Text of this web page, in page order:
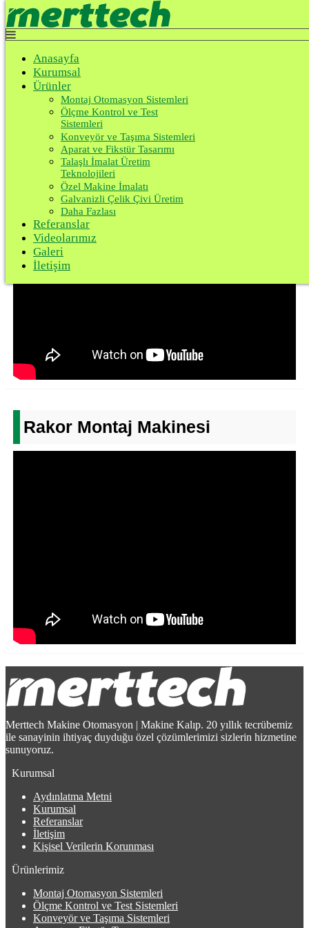
Top
Ürünler
Referanslar
Videolarımız
Galeri
İletişim
Anasayfa
Kurumsal
Ürünler
Montaj Otomasyon Sistemleri
Ölçme Kontrol ve Test
Sistemleri
Konveyör ve Taşıma Sistemleri
Aparat ve Fikstür Tasarımı
Talaşlı İmalat Üretim
Teknolojileri
Özel Makine İmalatı
Galvanizli Çelik Çivi Üretim
Daha Fazlası
Referanslar
Videolarımız
Galeri
İletişim
Otomatik Montaj Hatları
Anasayfa
Ürünler
Montaj Otomasyon Sistemleri
Otomatik Montaj Hatları
Hortum Çekme Sistemi
Rakor Montaj Makinesi
Merttech Makine Otomasyon | Makine Kalıp. 20 yıllık tecrübemiz
ile sanayinin ihtiyaç duyduğu özel çözümlerimizi sizlerin hizmetine
sunuyoruz.
Kurumsal
Aydınlatma Metni
Kurumsal
Referanslar
İletişim
Kişisel Verilerin Korunması
Ürünlerimiz
Montaj Otomasyon Sistemleri
Ölçme Kontrol ve Test Sistemleri
Konveyör ve Taşıma Sistemleri